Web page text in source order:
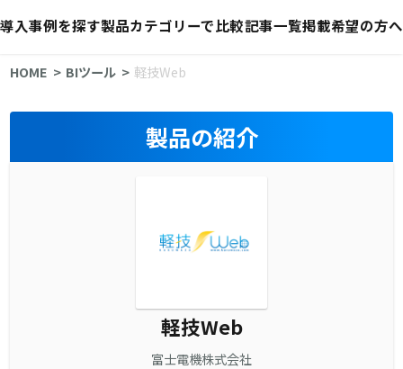
導入事例を探す製品カテゴリーで比較記事一覧掲載希望の方へ
HOME BIツール 軽技Web
製品の紹介
軽技Web
富士電機株式会社